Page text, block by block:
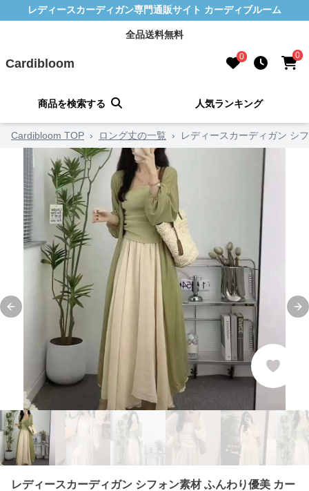
レディースカーディガン専門通販サイト カーディブルーム
全品送料無料
Cardibloom 0 0
商品を検索する 人気ランキング
Cardibloom TOP › ロング丈の一覧 › レディースカーディガン シ
Previous slide
レディースカーディガン シフォン素材 ふんわり優美 カー